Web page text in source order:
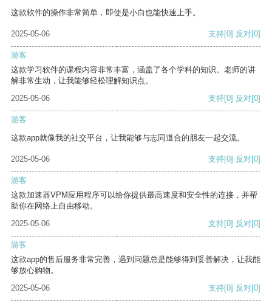
这款软件的操作非常简单，即使是小白也能快速上手。
2025-05-06 支持[0] 反对[0]
游客
这款学习软件的课程内容非常丰富，涵盖了各个学科的知识。老师的讲
解非常生动，让我能够轻松理解知识点。
2025-05-06
支持[0] 反对[0]
游客
这款app就像我的社交平台，让我能够与志同道合的朋友一起交流。
2025-05-06 支持[0] 反对[0]
游客
这款加速器VPM应用程序可以给你提供最高速度和安全性的连接，并帮
助你在网络上自由移动。
2025-05-06
支持[0] 反对[0]
游客
这款app的售后服务非常完善，遇到问题总是能够得到妥善解决，让我能
够放心购物。
2025-05-06
支持[0] 反对[0]